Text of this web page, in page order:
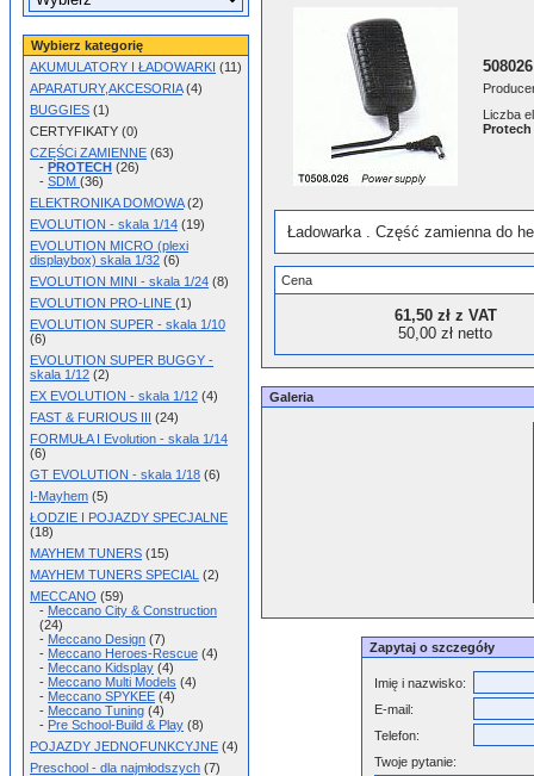
Wybierz kategorię
AKUMULATORY I ŁADOWARKI (11)
APARATURY,AKCESORIA(4)
BUGGIES (1)
CERTYFIKATY (0)
CZĘŚCi ZAMIENNE (63)
- PROTECH (26)
- SDM (36)
ELEKTRONIKA DOMOWA(2)
EVOLUTION - skala 1/14 (19)
EVOLUTION MICRO (plexi
displaybox) skala 1/32 (6)
EVOLUTION MINI - skala 1/24 (8)
EVOLUTION PRO-LINE (1)
EVOLUTION SUPER - skala 1/10
(6)
EVOLUTION SUPER BUGGY -
skala 1/12 (2)
EX EVOLUTION - skala 1/12 (4)
FAST & FURIOUS III (24)
FORMUŁA I Evolution - skala 1/14
(6)
GT EVOLUTION - skala 1/18 (6)
I-Mayhem (5)
ŁODZIE I POJAZDY SPECJALNE
(18)
MAYHEM TUNERS (15)
MAYHEM TUNERS SPECIAL (2)
MECCANO (59)
- Meccano City & Construction
(24)
- Meccano Design (7)
- Meccano Heroes-Rescue (4)
- Meccano Kidsplay (4)
- Meccano Multi Models (4)
- Meccano SPYKEE (4)
- Meccano Tuning (4)
- Pre School-Build & Play (8)
POJAZDY JEDNOFUNKCYJNE (4)
Preschool - dla najmłodszych (7)
Liczba
Protech
Ładowarka . Część zamienna do
Cena
61,50 zł z VAT
50,00 zł netto
Galeria
Zapytaj o szczegóły
Imię i nazwisko:
E-mail:
Telefon:
Twoje pytanie: